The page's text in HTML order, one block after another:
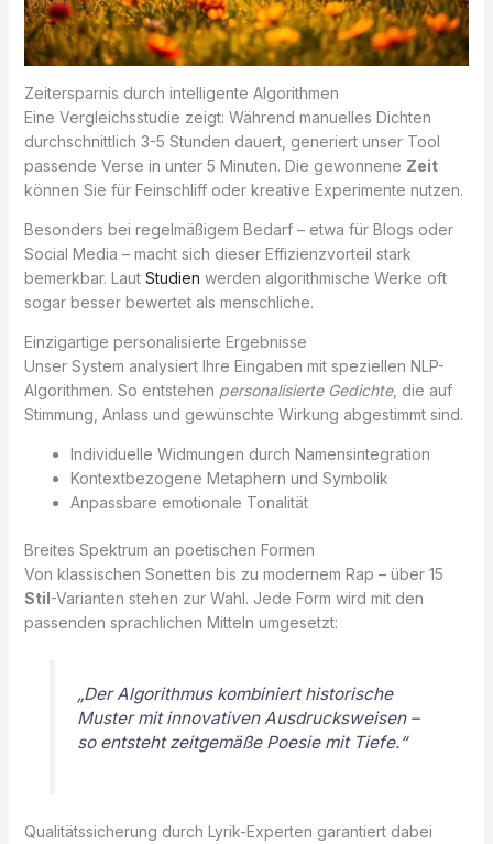
Zeitersparnis durch intelligente Algorithmen
Eine Vergleichsstudie zeigt: Während manuelles Dichten
durchschnittlich 3-5 Stunden dauert, generiert unser Tool
passende Verse in unter 5 Minuten. Die gewonnene Zeit
können Sie für Feinschliff oder kreative Experimente nutzen.
Besonders bei regelmäßigem Bedarf – etwa für Blogs oder
Social Media – macht sich dieser Effizienzvorteil stark
bemerkbar. Laut Studien werden algorithmische Werke oft
sogar besser bewertet als menschliche.
Einzigartige personalisierte Ergebnisse
Unser System analysiert Ihre Eingaben mit speziellen NLP-
Algorithmen. So entstehen personalisierte Gedichte, die auf
Stimmung, Anlass und gewünschte Wirkung abgestimmt sind.
Individuelle Widmungen durch Namensintegration
Kontextbezogene Metaphern und Symbolik
Anpassbare emotionale Tonalität
Breites Spektrum an poetischen Formen
Von klassischen Sonetten bis zu modernem Rap – über 15
Stil-Varianten stehen zur Wahl. Jede Form wird mit den
passenden sprachlichen Mitteln umgesetzt:
„Der Algorithmus kombiniert historische
Muster mit innovativen Ausdrucksweisen –
so entsteht zeitgemäße Poesie mit Tiefe.“
Qualitätssicherung durch Lyrik-Experten garantiert dabei